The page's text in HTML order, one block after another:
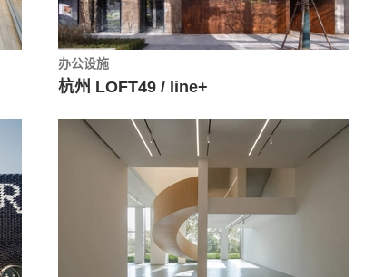
办公设施
杭州 LOFT49 / line+